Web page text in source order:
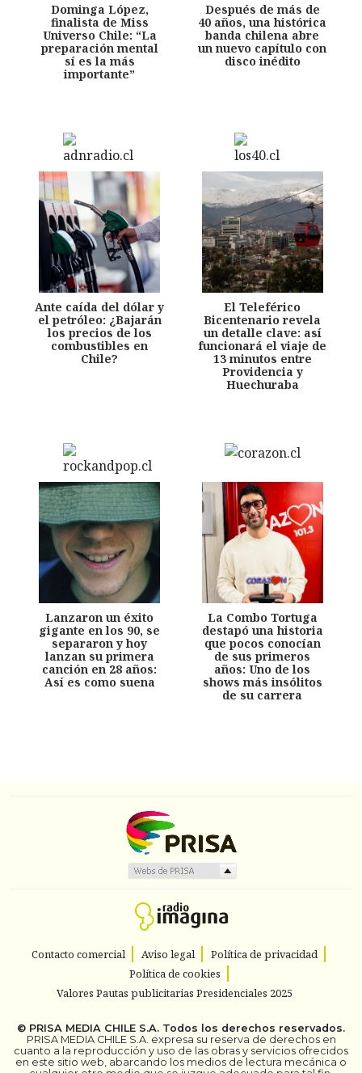
Dominga López,
finalista de Miss
Universo Chile: “La
preparación mental
sí es la más
importante”
Después de más de
40 años, una histórica
banda chilena abre
un nuevo capítulo con
disco inédito
Ante caída del dólar y
el petróleo: ¿Bajarán
los precios de los
combustibles en
Chile?
El Teleférico
Bicentenario revela
un detalle clave: así
funcionará el viaje de
13 minutos entre
Providencia y
Huechuraba
Lanzaron un éxito
gigante en los 90, se
separaron y hoy
lanzan su primera
canción en 28 años:
Así es como suena
La Combo Tortuga
destapó una historia
que pocos conocían
de sus primeros
años: Uno de los
shows más insólitos
de su carrera
Contacto comercial Aviso legal
Política de privacidad
Política de cookies
Valores Pautas publicitarias Presidenciales 2025
© PRISA MEDIA CHILE S.A. Todos los derechos reservados.
PRISA MEDIA CHILE S.A. expresa su reserva de derechos en
cuanto a la reproducción y uso de las obras y servicios ofrecidos
en este sitio web, abarcando los medios de lectura mecánica o